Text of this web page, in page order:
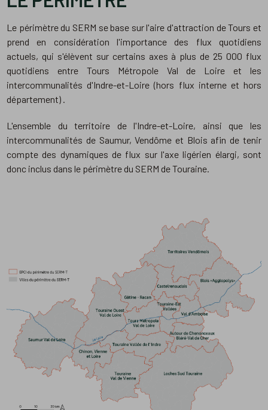
Le périmètre du SERM se base sur l'aire d'attraction de Tours et
prend en considération l'importance des flux quotidiens
actuels, qui s'élèvent sur certains axes à plus de 25 000 flux
quotidiens entre Tours Métropole Val de Loire et les
intercommunalités d'Indre-et-Loire (hors flux interne et hors
département) .
L'ensemble du territoire de l'Indre-et-Loire, ainsi que les
intercommunalités de Saumur, Vendôme et Blois afin de tenir
compte des dynamiques de flux sur l'axe ligérien élargi, sont
donc inclus dans le périmètre du SERM de Touraine.